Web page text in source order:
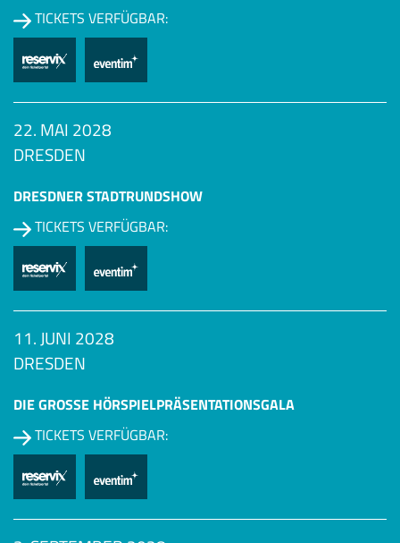
TICKETS VERFÜGBAR:
22. MAI 2028
DRESDEN
DRESDNER STADTRUNDSHOW
TICKETS VERFÜGBAR:
11. JUNI 2028
DRESDEN
DIE GROSSE HÖRSPIEL­PRÄSENTATIONSGALA
TICKETS VERFÜGBAR: